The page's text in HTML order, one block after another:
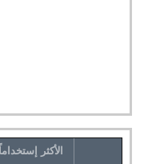
الأكثر إستخداماً